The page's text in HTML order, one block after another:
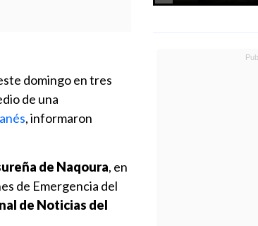
domingo en tres
de una
, informaron
de Naqoura, en
de Emergencia del
de Noticias del